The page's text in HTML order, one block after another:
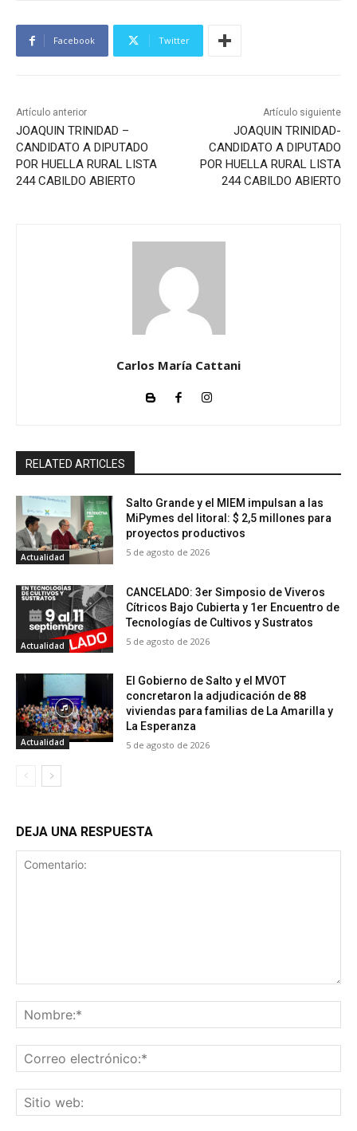
u
r
d
e
a
u
Facebook Twitter
Artículo anterior
JOAQUIN TRINIDAD –
CANDIDATO A DIPUTADO
POR HUELLA RURAL LISTA
244 CABILDO ABIERTO
Artículo siguiente
JOAQUIN TRINIDAD-
CANDIDATO A DIPUTADO
POR HUELLA RURAL LISTA
244 CABILDO ABIERTO
Carlos María Cattani
RELATED ARTICLES
Actualidad
Salto Grande y el MIEM impulsan a las
MiPymes del litoral: $ 2,5 millones para
proyectos productivos
5 de agosto de 2026
Actualidad
CANCELADO: 3er Simposio de Viveros
Cítricos Bajo Cubierta y 1er Encuentro de
Tecnologías de Cultivos y Sustratos
5 de agosto de 2026
Actualidad
El Gobierno de Salto y el MVOT
concretaron la adjudicación de 88
viviendas para familias de La Amarilla y
La Esperanza
5 de agosto de 2026
DEJA UNA RESPUESTA